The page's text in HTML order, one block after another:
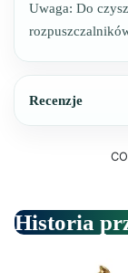
Uwaga: Do
Recenzje
Historia